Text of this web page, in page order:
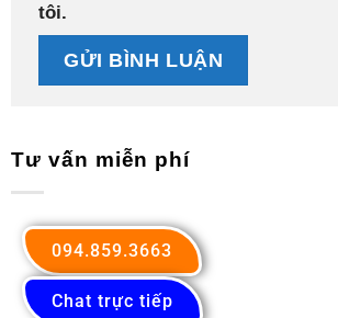
tôi.
Tư vấn miễn phí
094.859.3663
Chat trực tiếp